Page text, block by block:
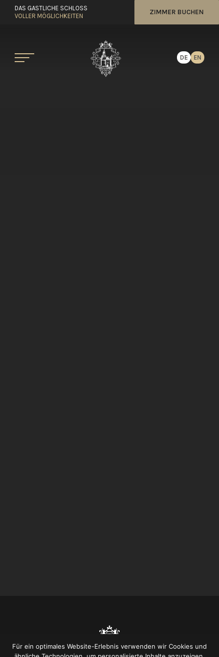
DAS GASTLICHE SCHLOSS
VOLLER MÖGLICHKEITEN
ZIMMER BUCHEN
DE EN
Für ein optimales Website-Erlebnis verwenden wir Cookies und